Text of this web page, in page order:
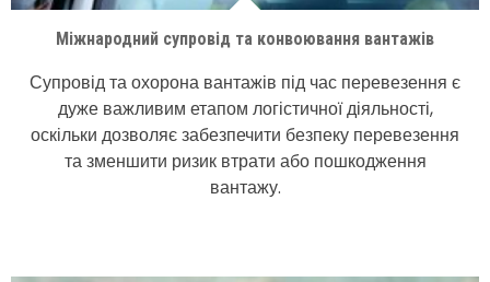
Міжнародний супровід та конвоювання вантажів
Супровід та охорона вантажів під час перевезення є
дуже важливим етапом логістичної діяльності,
оскільки дозволяє забезпечити безпеку перевезення
та зменшити ризик втрати або пошкодження
вантажу.